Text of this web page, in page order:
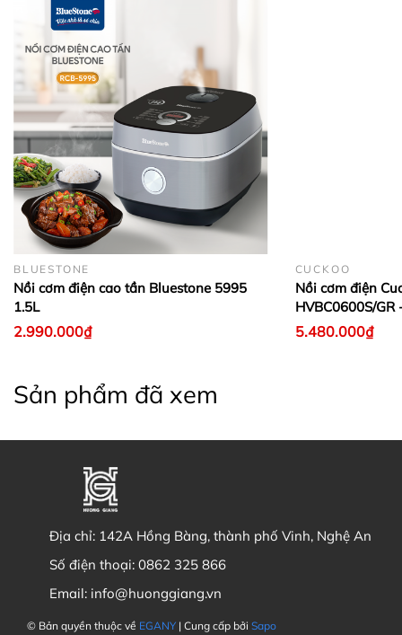
BLUESTONE
Nồi cơm điện cao tần Bluestone 5995
1.5L
2.990.000₫
CUCKOO
Nồi cơm điện
HVBC0600S/GR
5.480.000₫
Sản phẩm đã xem
Địa chỉ: 142A Hồng Bàng, thành phố Vinh, Nghệ An
Số điện thoại: 0862 325 866
Email: info@huonggiang.vn
© Bản quyền thuộc về EGANY | Cung cấp bởi Sapo